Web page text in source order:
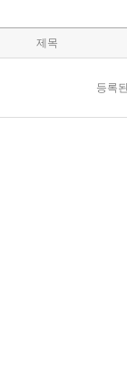
제목
등록